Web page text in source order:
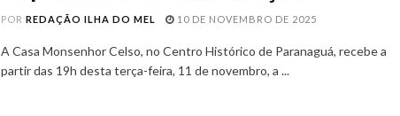
POR REDAÇÃO ILHA DO MEL 10 DE NOVEMBRO DE 2025
A Casa Monsenhor Celso, no Centro Histórico de Paranaguá, recebe a
partir das 19h desta terça-feira, 11 de novembro, a ...